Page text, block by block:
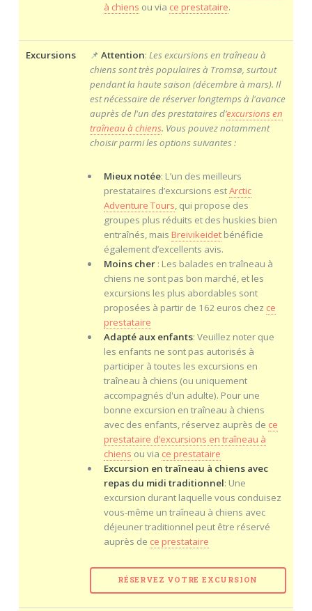
à chiens ou via ce prestataire.
Excursions 📌 Attention: Les excursions en traîneau à
chiens sont très populaires à Tromsø, surtout
pendant la haute saison (décembre à mars). Il
est nécessaire de réserver longtemps à l'avance
auprès de l'un des prestataires d’excursions en
traîneau à chiens. Vous pouvez notamment
choisir parmi les options suivantes :
Mieux notée: L’un des meilleurs
prestataires d’excursions estArctic
Adventure Tours, qui propose des
groupes plus réduits et des huskies bien
entraînés, mais Breivikeidetbénéficie
également d’excellents avis.
Moins cher: Les balades en traîneau à
chiens ne sont pas bon marché, et les
excursions les plus abordables sont
proposées à partir de 162 euros chez ce
prestataire
Adapté aux enfants: Veuillez noter que
les enfants ne sont pas autorisés à
participer à toutes les excursions en
traîneau à chiens (ou uniquement
accompagnés d'un adulte). Pour une
bonne excursion en traîneau à chiens
avec des enfants, réservez auprès de ce
prestataire d’excursions en traîneau à
chiens ou via ce prestataire
Excursion en traîneau à chiens avec
repas du midi traditionnel: Une
excursion durant laquelle vous conduisez
vous-même un traîneau à chiens avec
déjeuner traditionnel peut être réservé
auprès de ce prestataire
RÉSERVEZ VOTRE EXCURSION